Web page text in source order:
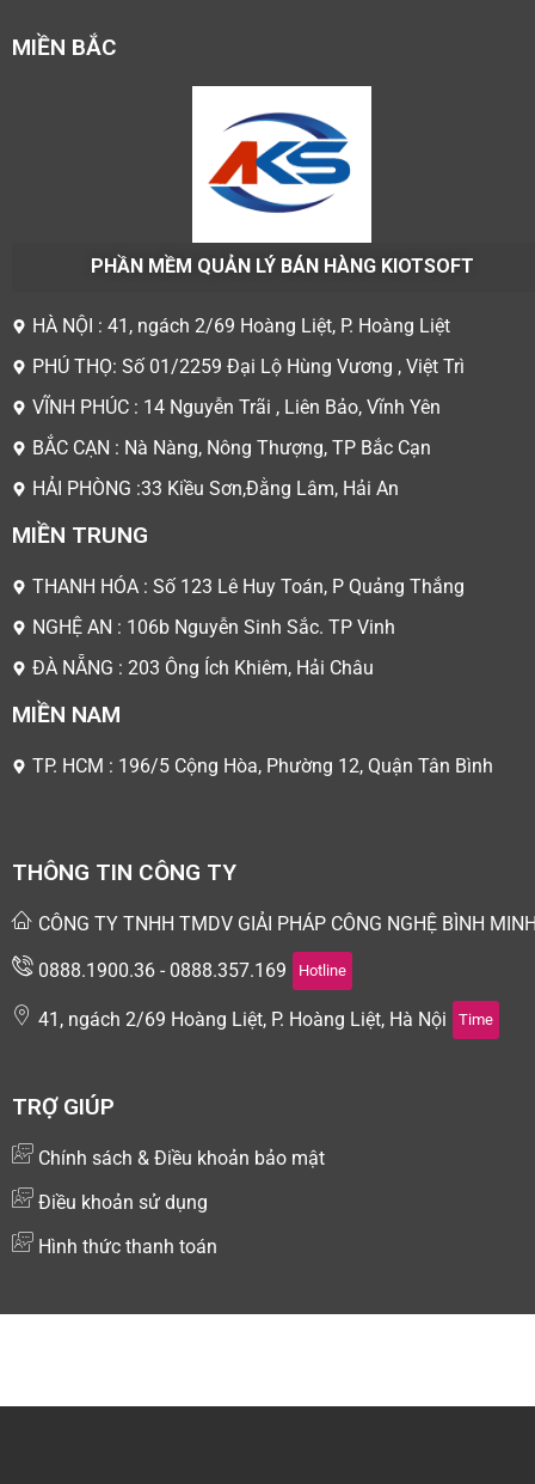
MIỀN BẮC
PHẦN MỀM QUẢN LÝ BÁN HÀNG KIOTSOFT
HÀ NỘI : 41, ngách 2/69 Hoàng Liệt, P. Hoàng Liệt
PHÚ THỌ: Số 01/2259 Đại Lộ Hùng Vương , Việt Trì
VĨNH PHÚC : 14 Nguyễn Trãi , Liên Bảo, Vĩnh Yên
BẮC CẠN : Nà Nàng, Nông Thượng, TP Bắc Cạn
HẢI PHÒNG :33 Kiều Sơn,Đằng Lâm, Hải An
MIỀN TRUNG
THANH HÓA : Số 123 Lê Huy Toán, P Quảng Thắng
NGHỆ AN : 106b Nguyễn Sinh Sắc. TP Vinh
ĐÀ NẴNG : 203 Ông Ích Khiêm, Hải Châu
MIỀN NAM
TP. HCM : 196/5 Cộng Hòa, Phường 12, Quận Tân Bình
THÔNG TIN CÔNG TY
CÔNG TY TNHH TMDV GIẢI PHÁP CÔNG NGHỆ BÌNH
0888.1900.36 - 0888.357.169 Hotline
41, ngách 2/69 Hoàng Liệt, P. Hoàng Liệt, Hà Nội Time
TRỢ GIÚP
Chính sách & Điều khoản bảo mật
Điều khoản sử dụng
Hình thức thanh toán